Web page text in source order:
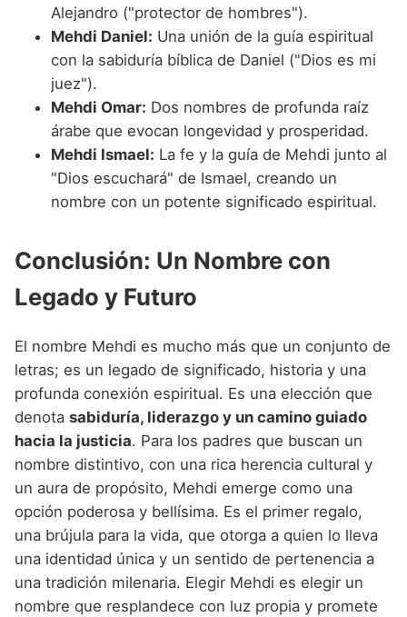
Alejandro ("protector de hombres").
Mehdi Daniel: Una unión de la guía espiritual
con la sabiduría bíblica de Daniel ("Dios es mi
juez").
Mehdi Omar: Dos nombres de profunda raíz
árabe que evocan longevidad y prosperidad.
Mehdi Ismael: La fe y la guía de Mehdi junto al
"Dios escuchará" de Ismael, creando un
nombre con un potente significado espiritual.
Conclusión: Un Nombre con
Legado y Futuro
El nombre Mehdi es mucho más que un conjunto de
letras; es un legado de significado, historia y una
profunda conexión espiritual. Es una elección que
denota sabiduría, liderazgo y un camino guiado
hacia la justicia. Para los padres que buscan un
nombre distintivo, con una rica herencia cultural y
un aura de propósito, Mehdi emerge como una
opción poderosa y bellísima. Es el primer regalo,
una brújula para la vida, que otorga a quien lo lleva
una identidad única y un sentido de pertenencia a
una tradición milenaria. Elegir Mehdi es elegir un
nombre que resplandece con luz propia y promete